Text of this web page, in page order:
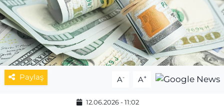
Paylaş A- A+
12.06.2026 - 11:02